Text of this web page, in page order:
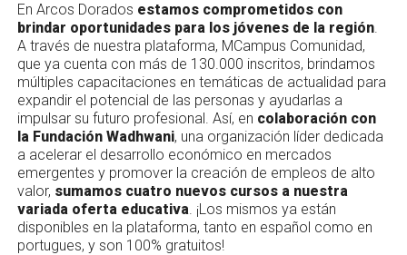
En Arcos Dorados estamos comprometidos con
brindar oportunidades para los jóvenes de la región.
A través de nuestra plataforma, MCampus Comunidad,
que ya cuenta con más de 130.000 inscritos, brindamos
múltiples capacitaciones en temáticas de actualidad para
expandir el potencial de las personas y ayudarlas a
impulsar su futuro profesional. Así, en colaboración con
la Fundación Wadhwani, una organización líder dedicada
a acelerar el desarrollo económico en mercados
emergentes y promover la creación de empleos de alto
valor, sumamos cuatro nuevos cursos a nuestra
variada oferta educativa. ¡Los mismos ya están
disponibles en la plataforma, tanto en español como en
portugues, y son 100% gratuitos!